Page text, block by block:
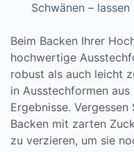
Schwänen –
Beim Backen Ihrer
hochwertige
robust als auch leicht
in Ausstechformen
Ergebnisse.
Backen mit zarten
zu verzieren, um sie